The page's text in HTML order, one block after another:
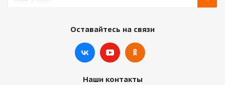
Оставайтесь на связи
Наши контакты